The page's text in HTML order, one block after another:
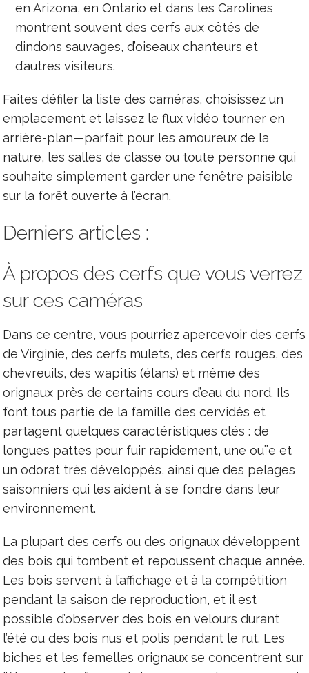
en Arizona, en Ontario et dans les Carolines
montrent souvent des cerfs aux côtés de
dindons sauvages, d’oiseaux chanteurs et
d’autres visiteurs.
Faites défiler la liste des caméras, choisissez un
emplacement et laissez le flux vidéo tourner en
arrière-plan—parfait pour les amoureux de la
nature, les salles de classe ou toute personne qui
souhaite simplement garder une fenêtre paisible
sur la forêt ouverte à l’écran.
Derniers articles :
À propos des cerfs que vous verrez
sur ces caméras
Dans ce centre, vous pourriez apercevoir des cerfs
de Virginie, des cerfs mulets, des cerfs rouges, des
chevreuils, des wapitis (élans) et même des
orignaux près de certains cours d’eau du nord. Ils
font tous partie de la famille des cervidés et
partagent quelques caractéristiques clés : de
longues pattes pour fuir rapidement, une ouïe et
un odorat très développés, ainsi que des pelages
saisonniers qui les aident à se fondre dans leur
environnement.
La plupart des cerfs ou des orignaux développent
des bois qui tombent et repoussent chaque année.
Les bois servent à l’affichage et à la compétition
pendant la saison de reproduction, et il est
possible d’observer des bois en velours durant
l’été ou des bois nus et polis pendant le rut. Les
biches et les femelles orignaux se concentrent sur